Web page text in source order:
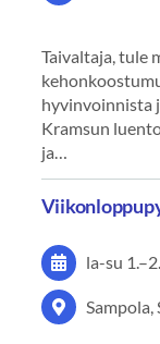
Taivaltaja, tule
hyvinvoinnista
Kramsun
ja…
la-su 1.–
Sampola,